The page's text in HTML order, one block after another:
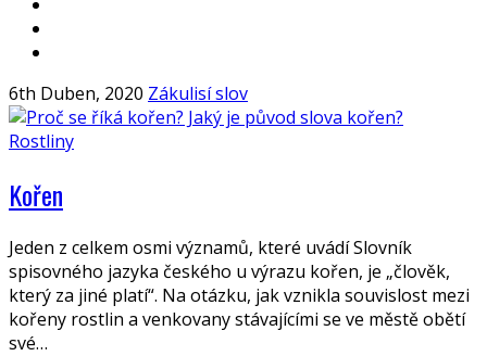
6th Duben, 2020 Zákulisí slov
Rostliny
Kořen
Jeden z celkem osmi významů, které uvádí Slovník
spisovného jazyka českého u výrazu kořen, je „člověk,
který za jiné platí“. Na otázku, jak vznikla souvislost mezi
kořeny rostlin a venkovany stávajícími se ve městě obětí
své…